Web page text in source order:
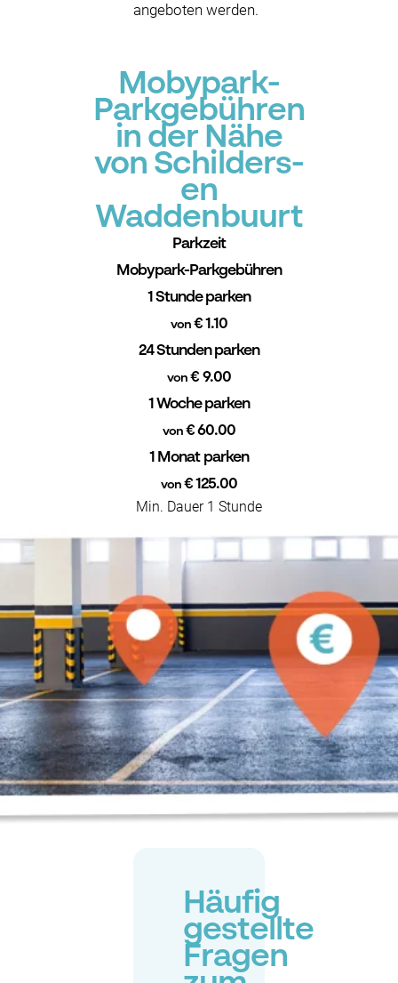
angeboten werden.
Mobypark-
Parkgebühren
in der Nähe
von Schilders-
en
Waddenbuurt
Parkzeit
Mobypark-Parkgebühren
1 Stunde parken
von€ 1.10
24 Stunden parken
von € 9.00
1 Woche parken
von€ 60.00
1 Monat parken
von€ 125.00
Min. Dauer 1 Stunde
Häufig
gestellte
Fragen